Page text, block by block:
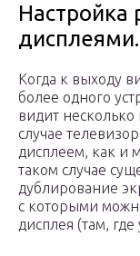
Настройка
дисплеями.
Когда к выходу
более одного
видит
случае
дисплеем, как и
таком случае
дублирование
с которыми
дисплея (там,